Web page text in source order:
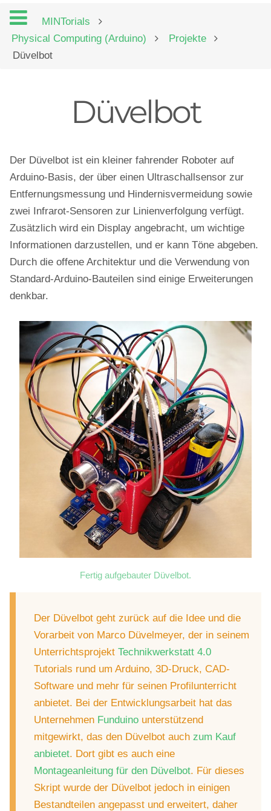
MINTorials
Physical Computing (Arduino)
Projekte
Düvelbot
Düvelbot
Der Düvelbot ist ein kleiner fahrender Roboter auf
Arduino-Basis, der über einen Ultraschallsensor zur
Entfernungsmessung und Hindernisvermeidung sowie
zwei Infrarot-Sensoren zur Linienverfolgung verfügt.
Zusätzlich wird ein Display angebracht, um wichtige
Informationen darzustellen, und er kann Töne abgeben.
Durch die offene Architektur und die Verwendung von
Standard-Arduino-Bauteilen sind einige Erweiterungen
denkbar.
Fertig aufgebauter Düvelbot.
Der Düvelbot geht zurück auf die Idee und die
Vorarbeit von Marco Düvelmeyer, der in seinem
Unterrichtsprojekt Technikwerkstatt 4.0
Tutorials rund um Arduino, 3D-Druck, CAD-
Software und mehr für seinen Profilunterricht
anbietet. Bei der Entwicklungsarbeit hat das
Unternehmen Funduino unterstützend
mitgewirkt, das den Düvelbot auch zum Kauf
anbietet. Dort gibt es auch eine
Montageanleitung für den Düvelbot. Für dieses
Skript wurde der Düvelbot jedoch in einigen
Bestandteilen angepasst und erweitert, daher